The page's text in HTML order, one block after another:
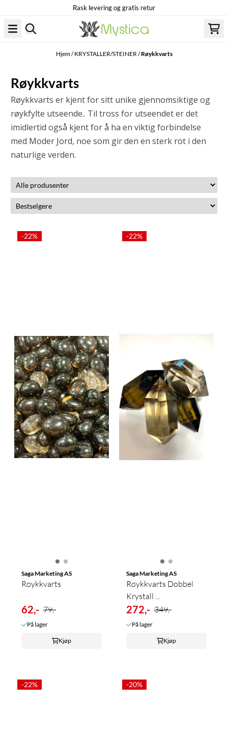
Rask levering og gratis retur
Hjem/KRYSTALLER/STEINER /Røykkvarts
Røykkvarts
Røykkvarts er kjent for sitt unike gjennomsiktige og
røykfylte utseende.. Til tross for utseendet er det
imidlertid også kjent for å ha en viktig forbindelse
med Moder Jord, noe som gir den en sterk rot i den
naturlige verden.
-22%
Saga Marketing AS
Røykkvarts
62,- 79,-
På lager
Kjøp
-22%
Saga Marketing AS
Røykkvarts Dobbel
Krystall ...
272,- 349,-
På lager
Kjøp
-22% -20%